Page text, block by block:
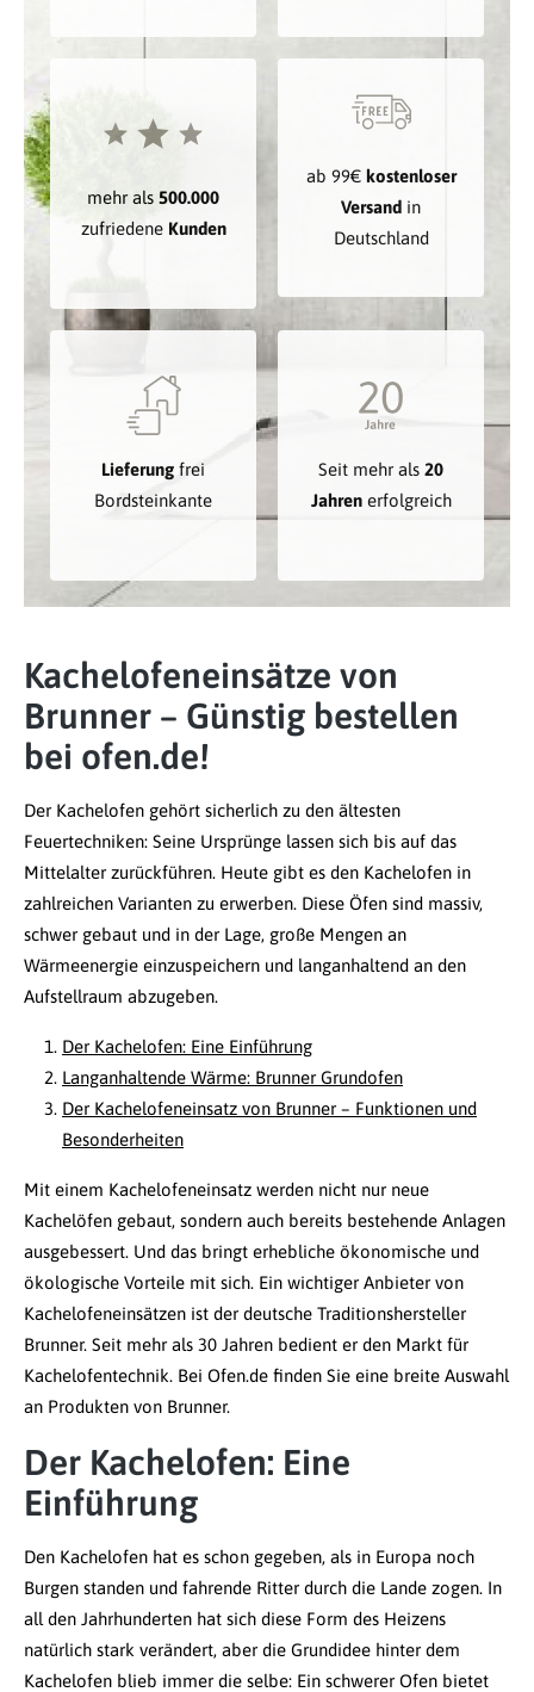
mehr als 500.000
zufriedene Kunden
ab 99€ kostenloser
Versand in
Deutschland
Lieferung frei
Bordsteinkante
Seit mehr als 20
Jahrenerfolgreich
Kachelofeneinsätze von
Brunner – Günstig bestellen
bei ofen.de!
Der Kachelofen gehört sicherlich zu den ältesten
Feuertechniken: Seine Ursprünge lassen sich bis auf das
Mittelalter zurückführen. Heute gibt es den Kachelofen in
zahlreichen Varianten zu erwerben. Diese Öfen sind massiv,
schwer gebaut und in der Lage, große Mengen an
Wärmeenergie einzuspeichern und langanhaltend an den
Aufstellraum abzugeben.
Der Kachelofen: Eine Einführung
Langanhaltende Wärme: Brunner Grundofen
Der Kachelofeneinsatz von Brunner – Funktionen und
Besonderheiten
Mit einem Kachelofeneinsatz werden nicht nur neue
Kachelöfen gebaut, sondern auch bereits bestehende Anlagen
ausgebessert. Und das bringt erhebliche ökonomische und
ökologische Vorteile mit sich. Ein wichtiger Anbieter von
Kachelofeneinsätzen ist der deutsche Traditionshersteller
Brunner. Seit mehr als 30 Jahren bedient er den Markt für
Kachelofentechnik. Bei Ofen.de finden Sie eine breite Auswahl
an Produkten von Brunner.
Der Kachelofen: Eine
Einführung
Den Kachelofen hat es schon gegeben, als in Europa noch
Burgen standen und fahrende Ritter durch die Lande zogen. In
all den Jahrhunderten hat sich diese Form des Heizens
natürlich stark verändert, aber die Grundidee hinter dem
Kachelofen blieb immer die selbe: Ein schwerer Ofen bietet